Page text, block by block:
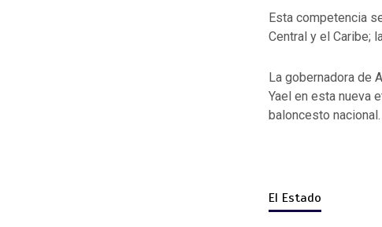
Esta competencia
Central y el Caribe;
La gobernadora de
Yael en esta nueva
baloncesto nacional.
El Estado